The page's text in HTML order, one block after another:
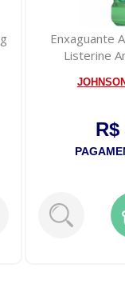
Defrizante
Creme
ELZA